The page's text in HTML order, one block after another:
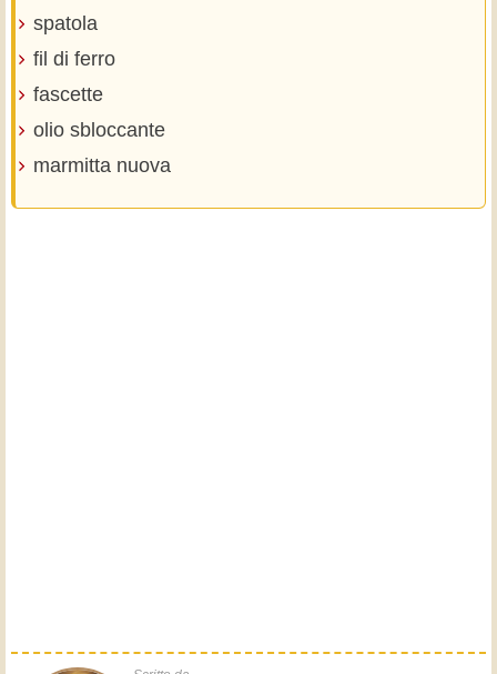
spatola
fil di ferro
fascette
olio sbloccante
marmitta nuova